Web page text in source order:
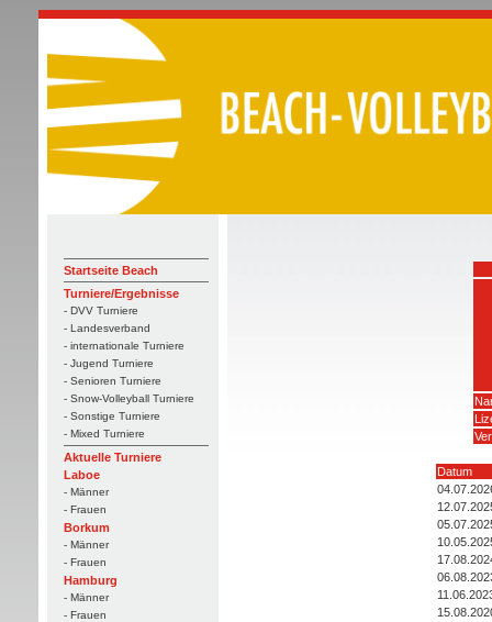
Startseite Beach
Turniere/Ergebnisse
- DVV Turniere
- Landesverband
- internationale Turniere
- Jugend Turniere
- Senioren Turniere
- Snow-Volleyball Turniere
- Sonstige Turniere
- Mixed Turniere
Aktuelle Turniere
Laboe
- Männer
- Frauen
Borkum
- Männer
- Frauen
Hamburg
- Männer
- Frauen
Datum